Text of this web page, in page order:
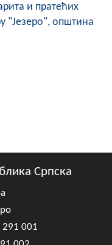
и пратећих
"Језеро", општина
Српска
291 001